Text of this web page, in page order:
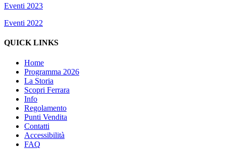
Eventi 2023
Eventi 2022
QUICK LINKS
Home
Programma 2026
La Storia
Scopri Ferrara
Info
Regolamento
Punti Vendita
Contatti
Accessibilità
FAQ